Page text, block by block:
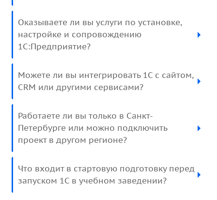
Оказываете ли вы услуги по установке,
настройке и сопровождению
1С:Предприятие?
Можете ли вы интегрировать 1С с сайтом,
CRM или другими сервисами?
Работаете ли вы только в Санкт-
Петербурге или можно подключить
проект в другом регионе?
Что входит в стартовую подготовку перед
запуском 1С в учебном заведении?